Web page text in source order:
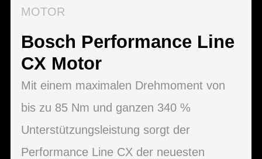
MOTOR
Bosch Performance Line
CX Motor
Mit einem maximalen Drehmoment von
bis zu 85 Nm und ganzen 340 %
Unterstützungsleistung sorgt der
Performance Line CX der neuesten